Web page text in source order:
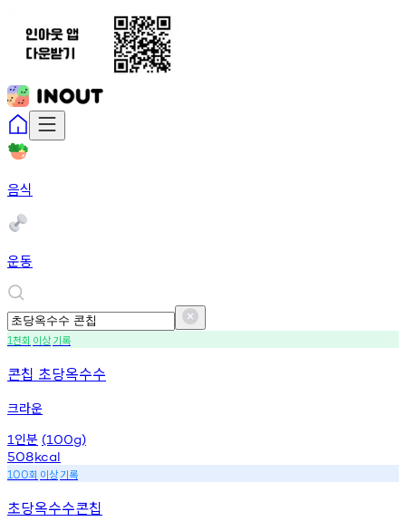
음식
운동
1천회 이상기록
콘칩 초당옥수수
크라운
1 인분 (100g)
508kcal
100회 이상기록
초당옥수수콘칩